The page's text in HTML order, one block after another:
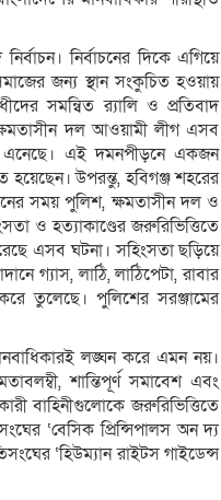
নির্বাচনের দিকে এগিয়ে
জন্য স্থান সংকুচিত হওয়ায়
সমন্বিত র‌্যালি ও প্রতিবাদ
ক্ষমতাসীন দল আওয়ামী লীগ এসব
এনেছে। এই দমনপীড়নে একজন
উপরন্তু, হবিগঞ্জ শহরের
সময় পুলিশ, ক্ষমতাসীন দল ও
ও হত্যাকাণ্ডের জরুরিভিত্তিতে
এসব ঘটনা। সহিংসতা ছড়িয়ে
গ্যাস, লাঠি, লাঠিপেটা, রাবার
তুলেছে। পুলিশের সরঞ্জামের
লঙ্ঘন করে এমন নয়।
শান্তিপূর্ণ সমাবেশ এবং
বাহিনীগুলোকে জরুরিভিত্তিতে
‘বেসিক প্রিন্সিপালস অন দ্য
‘হিউম্যান রাইটস গাইডেন্স